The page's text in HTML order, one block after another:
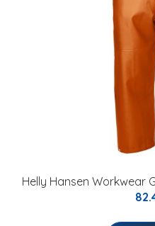
Helly Hansen Workwear